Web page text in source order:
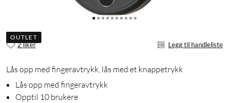
OUTLET
2 liker Legg til handleliste
Lås opp med fingeravtrykk, lås med et knappetrykk
Lås opp med fingeravtrykk
Opptil 10 brukere